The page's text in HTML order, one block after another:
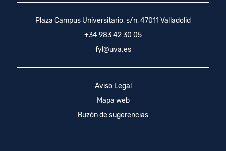
Plaza Campus Universitario, s/n, 47011 Valladolid
+34 983 42 30 05
fyl@uva.es
Aviso Legal
Mapa web
Buzón de sugerencias